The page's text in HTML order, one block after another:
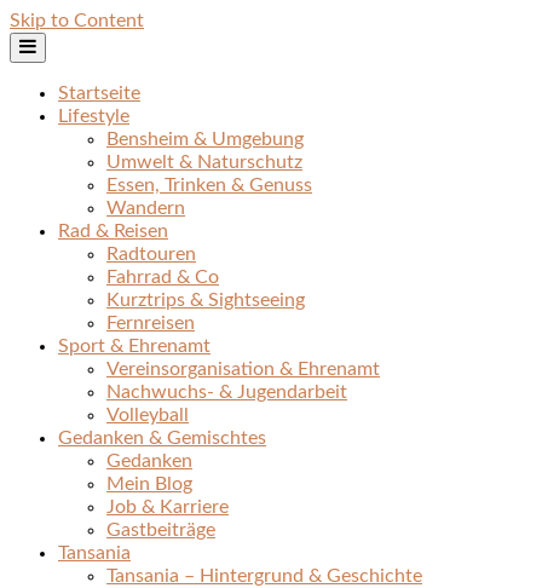
Skip to Content
Startseite
Lifestyle
Bensheim & Umgebung
Umwelt & Naturschutz
Essen, Trinken & Genuss
Wandern
Rad & Reisen
Radtouren
Fahrrad & Co
Kurztrips & Sightseeing
Fernreisen
Sport & Ehrenamt
Vereinsorganisation & Ehrenamt
Nachwuchs- & Jugendarbeit
Volleyball
Gedanken & Gemischtes
Gedanken
Mein Blog
Job & Karriere
Gastbeiträge
Tansania
Tansania – Hintergrund & Geschichte